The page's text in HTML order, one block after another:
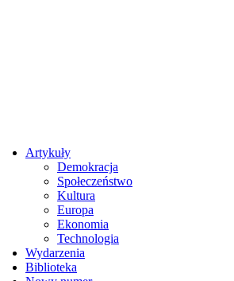
Artykuły
Demokracja
Społeczeństwo
Kultura
Europa
Ekonomia
Technologia
Wydarzenia
Biblioteka